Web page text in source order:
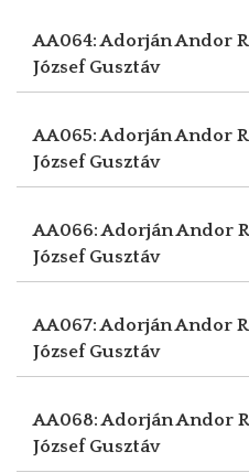
AA064: Adorján Andor
József Gusztáv
AA065: Adorján Andor
József Gusztáv
AA066: Adorján Andor
József Gusztáv
AA067: Adorján Andor
József Gusztáv
AA068: Adorján Andor
József Gusztáv